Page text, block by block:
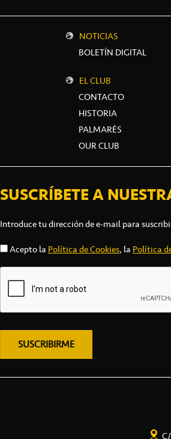
NOTICIAS
BOLETÍN DIGITAL
EL CLUB
CONTACTO
HISTORIA
PALMARÉS
OUR CLUB
SUSCRÍBETE A
Introduce tu dirección de e-mail para
Acepto laPolítica de Cookies, laPolítica